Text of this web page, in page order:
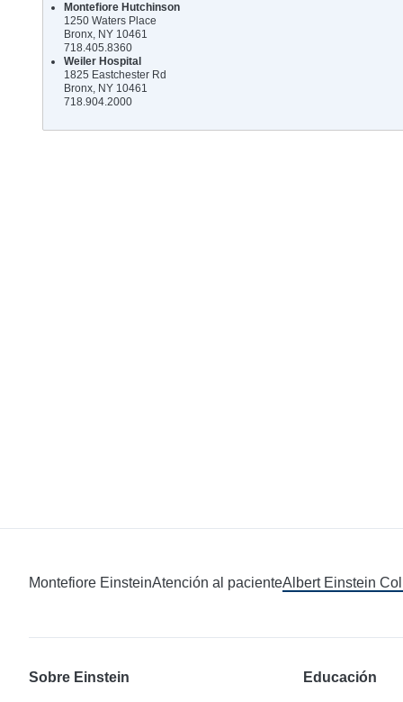
Montefiore Hutchinson
1250 Waters Place
Bronx, NY 10461
718.405.8360
Weiler Hospital
1825 Eastchester Rd
Bronx, NY 10461
718.904.2000
Montefiore EinsteinAtención al pacienteAlbert Einstein
Sobre Einstein Educación